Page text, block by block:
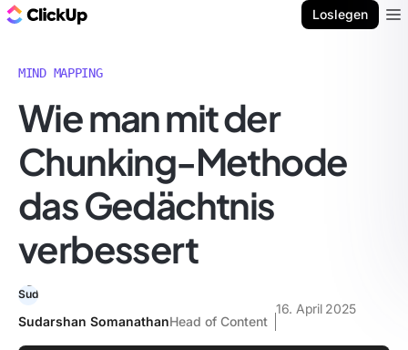
Loslegen
MIND MAPPING
Wie man mit der
Chunking-Methode
das Gedächtnis
verbessert
Sudarshan SomanathanHead of Content
16. April 2025